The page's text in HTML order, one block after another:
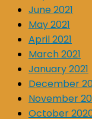
June 2021
May 2021
April 2021
March 2021
January 2021
December
November
October